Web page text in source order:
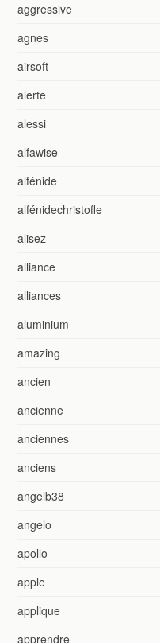
aggressive
agnes
airsoft
alerte
alessi
alfawise
alfénide
alfénidechristofle
alisez
alliance
alliances
aluminium
amazing
ancien
ancienne
anciennes
anciens
angelb38
angelo
apollo
apple
applique
apprendre